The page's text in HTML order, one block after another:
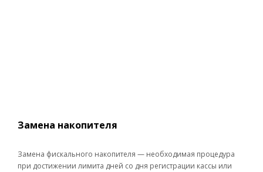
Замена накопителя
Замена фискального накопителя — необходимая процедура
при достижении лимита дней со дня регистрации кассы или